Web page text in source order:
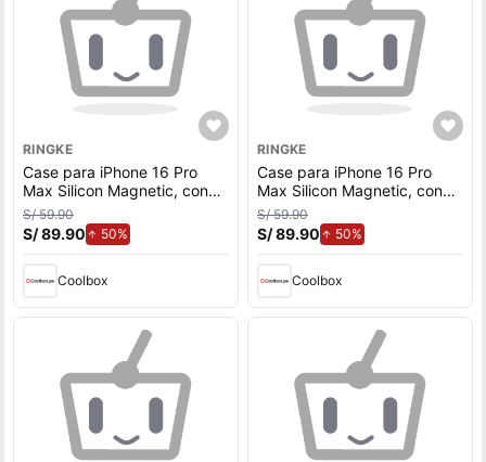
RINGKE
Case para iPhone 16 Pro
Max Silicon Magnetic, con
MagSafe para carga
inalámbrica, para accesorios
magnéticos, Light Purple
S/ 59.90
S/ 89.90 50%
Coolbox
RINGKE
Case para iPhone 16 Pro
Max Silicon Magnetic, con
MagSafe para carga
inalámbrica, para accesorios
magnéticos, Soft Mint
S/ 59.90
S/ 89.90 50%de aumento.
Coolbox